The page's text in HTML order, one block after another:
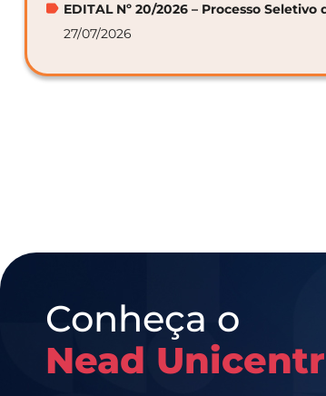
EDITAL Nº 20/2026 – Processo Seletivo
27/07/2026
Conheça o
Nead